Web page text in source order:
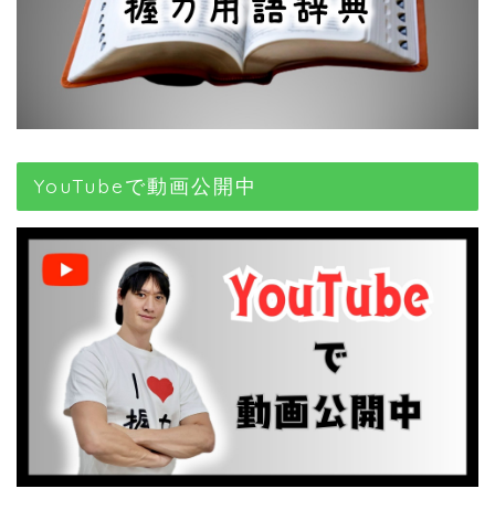
YouTubeで動画公開中